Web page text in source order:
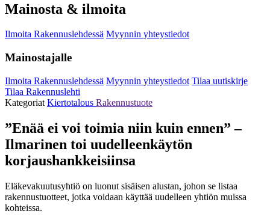
Mainosta & ilmoita
Ilmoita Rakennuslehdessä Myynnin yhteystiedot
Mainostajalle
Ilmoita Rakennuslehdessä Myynnin yhteystiedot Tilaa uutiskirje
Tilaa Rakennuslehti
Kategoriat Kiertotalous Rakennustuote
”Enää ei voi toimia niin kuin ennen” –
Ilmarinen toi uudelleenkäytön
korjaushankkeisiinsa
Eläkevakuutusyhtiö on luonut sisäisen alustan, johon se listaa
rakennustuotteet, jotka voidaan käyttää uudelleen yhtiön muissa
kohteissa.